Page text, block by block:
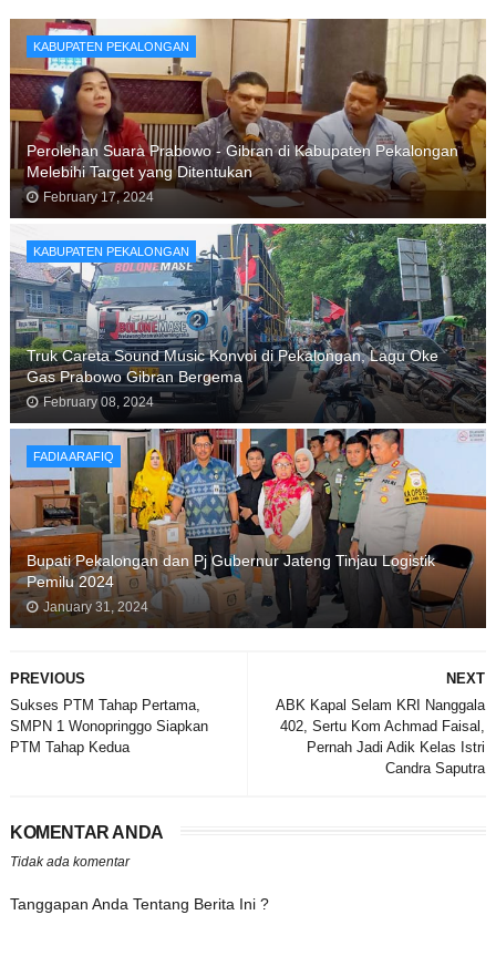
KABUPATEN PEKALONGAN
Perolehan Suara Prabowo - Gibran di Kabupaten Pekalongan
Melebihi Target yang Ditentukan
February 17, 2024
KABUPATEN PEKALONGAN
Truk Careta Sound Music Konvoi di Pekalongan, Lagu Oke
Gas Prabowo Gibran Bergema
February 08, 2024
FADIA ARAFIQ
Bupati Pekalongan dan Pj Gubernur Jateng Tinjau Logistik
Pemilu 2024
January 31, 2024
NEXT
ABK Kapal Selam KRI Nanggala
402, Sertu Kom Achmad Faisal,
Pernah Jadi Adik Kelas Istri
Candra Saputra
PREVIOUS
Sukses PTM Tahap Pertama,
SMPN 1 Wonopringgo Siapkan
PTM Tahap Kedua
KOMENTAR ANDA
Tidak ada komentar
Tanggapan Anda Tentang Berita Ini ?